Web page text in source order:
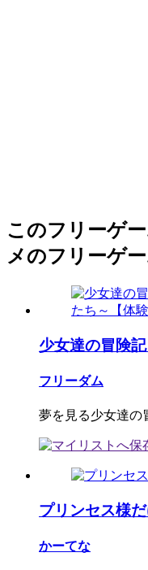
このフリーゲ
メのフリーゲ
少女達の冒険
フリーダム
夢を見る少女達の
プリンセス様
かーてな